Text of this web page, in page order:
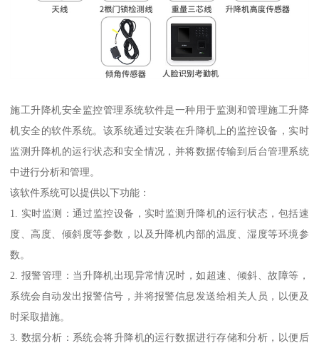
施工升降机安全监控管理系统软件是一种用于监测和管理施工升降
机安全的软件系统。该系统通过安装在升降机上的监控设备，实时
监测升降机的运行状态和安全情况，并将数据传输到后台管理系统
中进行分析和管理。
该软件系统可以提供以下功能：
1. 实时监测：通过监控设备，实时监测升降机的运行状态，包括速
度、高度、倾斜度等参数，以及升降机内部的温度、湿度等环境参
数。
2. 报警管理：当升降机出现异常情况时，如超速、倾斜、故障等，
系统会自动发出报警信号，并将报警信息发送给相关人员，以便及
时采取措施。
3. 数据分析：系统会将升降机的运行数据进行存储和分析，以便后